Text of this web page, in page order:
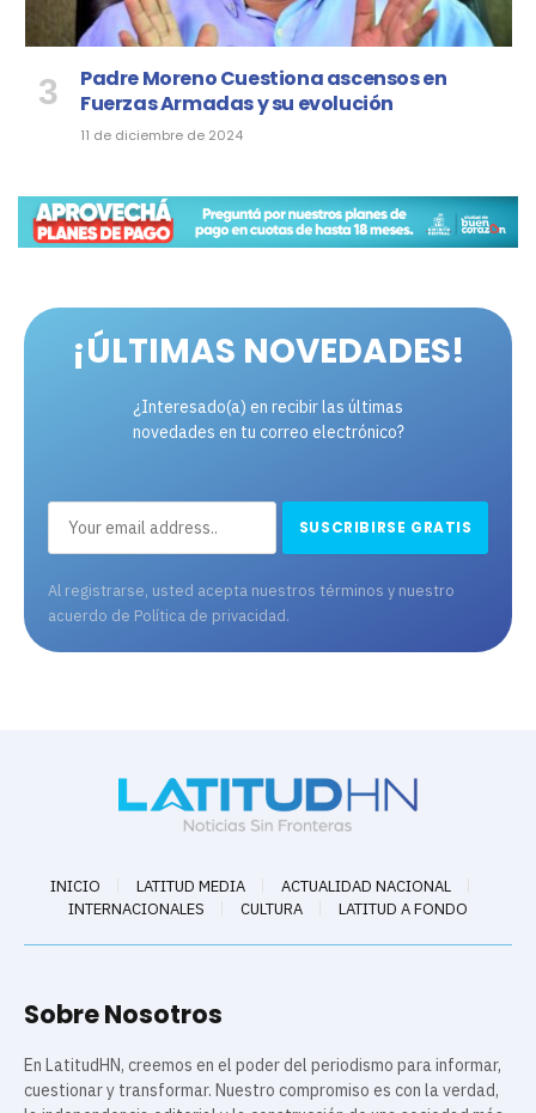
Padre Moreno Cuestiona ascensos en
Fuerzas Armadas y su evolución
11 de diciembre de 2024
¡ÚLTIMAS NOVEDADES!
¿Interesado(a) en recibir las últimas
novedades en tu correo electrónico?
Al registrarse, usted acepta nuestros términos y nuestro
acuerdo de Política de privacidad.
INICIO LATITUD MEDIA
ACTUALIDAD NACIONAL
INTERNACIONALES
CULTURA LATITUD A FONDO
Sobre Nosotros
En LatitudHN, creemos en el poder del periodismo para informar,
cuestionar y transformar. Nuestro compromiso es con la verdad,